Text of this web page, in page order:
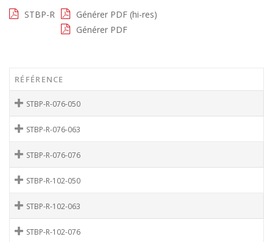
STBP-R
Générer PDF (hi-res)
Générer PDF
RÉFÉRENCE
STBP-R-076-050
STBP-R-076-063
STBP-R-076-076
STBP-R-102-050
STBP-R-102-063
STBP-R-102-076